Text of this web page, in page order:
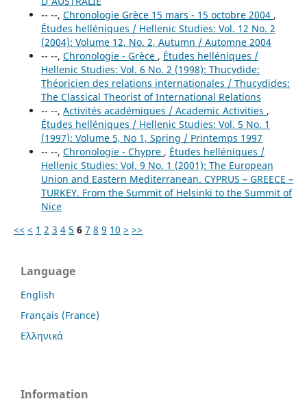
-- --, Chronologie Grèce 15 mars - 15 octobre 2004 ,
Études helléniques / Hellenic Studies: Vol. 12 No. 2
(2004): Volume 12, No. 2, Autumn / Automne 2004
-- --, Chronologie - Grèce , Études helléniques /
Hellenic Studies: Vol. 6 No. 2 (1998): Thucydide:
Théoricien des relations internationales / Thucydides:
The Classical Theorist of International Relations
-- --, Activités académiques / Academic Activities ,
Études helléniques / Hellenic Studies: Vol. 5 No. 1
(1997): Volume 5, No 1, Spring / Printemps 1997
-- --, Chronologie - Chypre , Études helléniques /
Hellenic Studies: Vol. 9 No. 1 (2001): The European
Union and Eastern Mediterranean. CYPRUS – GREECE –
TURKEY. From the Summit of Helsinki to the Summit of
Nice
<< < 1 2 3 4 5 6 7 8 9 10 > >>
Language
English
Français (France)
Ελληνικά
Information